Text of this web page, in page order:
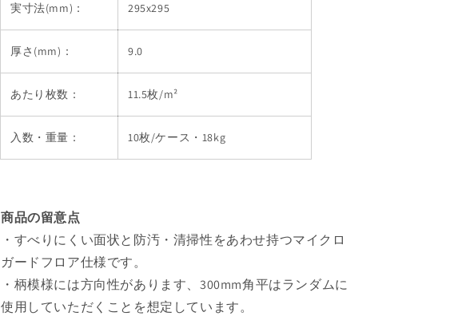
実寸法(mm)： 295x295
厚さ(mm)： 9.0
あたり枚数： 11.5枚/m²
入数・重量： 10枚/ケース・18kg
商品の留意点
・すべりにくい面状と防汚・清掃性をあわせ持つマイクロ
ガードフロア仕様です。
・柄模様には方向性があります、300mm角平はランダムに
使用していただくことを想定しています。